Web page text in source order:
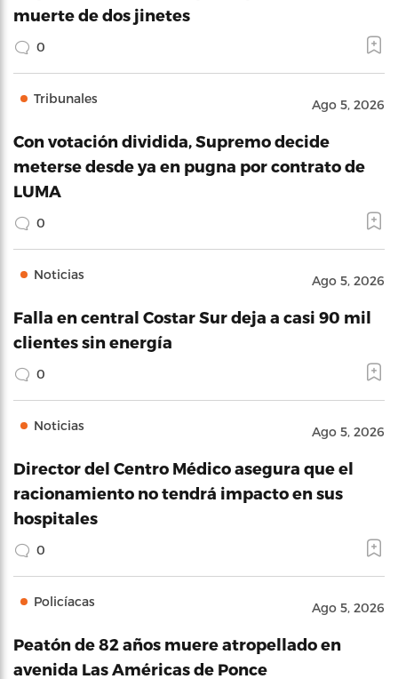
muerte de dos jinetes
0
Tribunales Ago 5, 2026
Con votación dividida, Supremo decide
meterse desde ya en pugna por contrato de
LUMA
0
Noticias Ago 5, 2026
Falla en central Costar Sur deja a casi 90 mil
clientes sin energía
0
Noticias Ago 5, 2026
Director del Centro Médico asegura que el
racionamiento no tendrá impacto en sus
hospitales
0
Policíacas Ago 5, 2026
Peatón de 82 años muere atropellado en
avenida Las Américas de Ponce